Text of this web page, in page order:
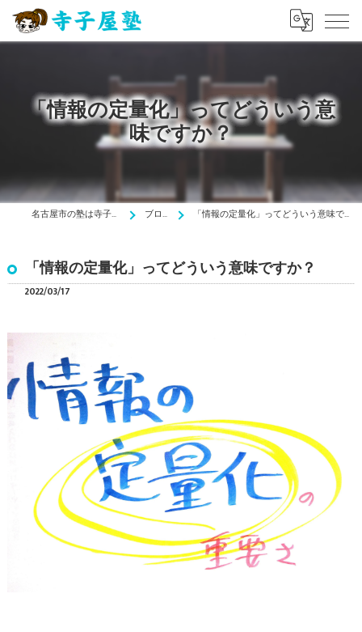
「情報の定量化」ってどういう意
味ですか？
名古屋市の塾は寺子屋塾 ブログ 「情報の定量化」ってどういう意味ですか？
「情報の定量化」ってどういう意味ですか？
2022/03/17